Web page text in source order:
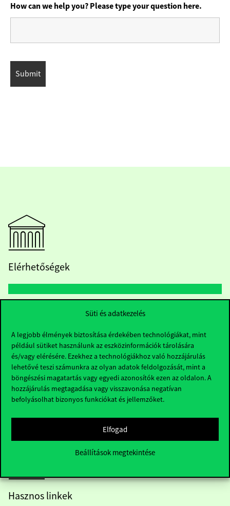
Süti és adatkezelés
A legjobb élmények biztosítása érdekében technológiákat, mint
például sütiket használunk az eszközinformációk tárolására
és/vagy elérésére. Ezekhez a technológiákhoz való hozzájárulás
lehetővé teszi számunkra az olyan adatok feldolgozását, mint a
böngészési magatartás vagy egyedi azonosítók ezen az oldalon. A
hozzájárulás megtagadása vagy visszavonása negatívan
befolyásolhat bizonyos funkciókat és jellemzőket.
Elfogad
Beállítások megtekintése
How can we help you? Please type your question here.
Elérhetőségek
+36 1 482 5000
Kérdésed van a felvételivel kapcsolatban?
Oktatói elérhetőségek
HUB jelenlegi hallgatóinknak
Hasznos linkek